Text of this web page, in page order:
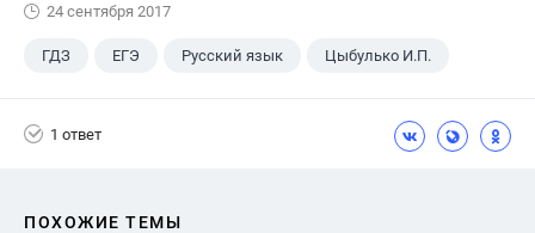
24 сентября 2017
ГДЗ ЕГЭ Русский язык Цыбулько И.П.
1 ответ
ПОХОЖИЕ ТЕМЫ